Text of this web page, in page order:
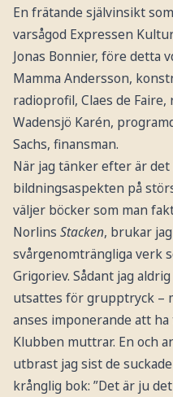
En frätande självinsikt
varsågod Expressen
Jonas Bonnier, före detta
Mamma Andersson,
radioprofil, Claes de Faire,
Wadensjö Karén,
Sachs, finansman.
När jag tänker efter är
bildningsaspekten på
väljer böcker som man
Norlins Stacken, brukar
svårgenomträngliga verk
Grigoriev. Sådant jag
utsattes för grupptryck –
anses imponerande att ha
Klubben muttrar. En och
utbrast jag sist de
krånglig bok: ”Det är ju